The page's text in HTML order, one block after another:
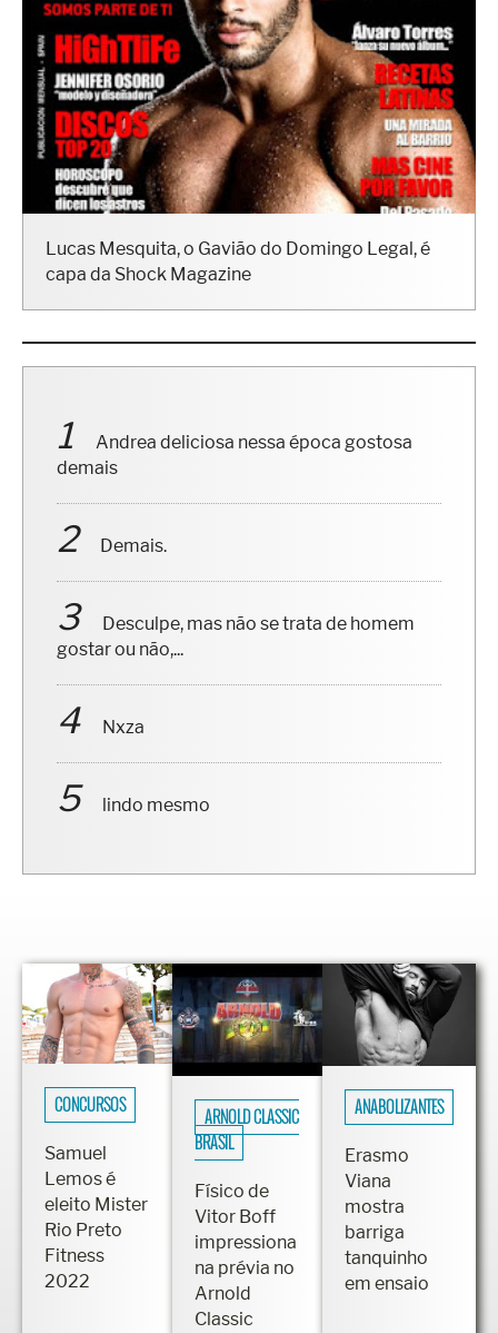
Lucas Mesquita, o Gavião do Domingo Legal, é
capa da Shock Magazine
Andrea deliciosa nessa época gostosa
demais
Demais.
Desculpe, mas não se trata de homem
gostar ou não,...
Nxza
lindo mesmo
CONCURSOS
Samuel
Lemos é
eleito Mister
Rio Preto
Fitness
2022
ARNOLD CLASSIC
BRASIL
Físico de
Vitor Boff
impressiona
na prévia no
Arnold
Classic
ANABOLIZANTES
Erasmo
Viana
mostra
barriga
tanquinho
em ensaio